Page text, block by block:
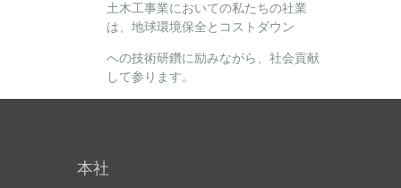
土木工事業においての私たちの社業
は、地球環境保全とコストダウン
への技術研鑽に励みながら、社会貢献
して参ります。
本社